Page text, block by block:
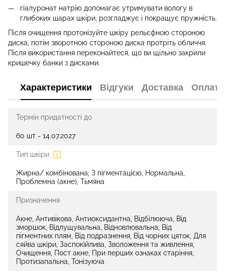
гіалуронат натрію допомагає утримувати вологу в
глибоких шарах шкіри, розгладжує і покращує пружність.
Після очищення протонізуйте шкіру рельєфною стороною
диска, потім зворотною стороною диска протріть обличчя.
Після використання переконайтеся, що ви щільно закрили
кришечку банки з дисками.
Характеристики Відгуки Доставка Оплата
Термін придатності до
60 шт - 14.07.2027
Тип шкіри
Жирна/ комбінована, З пігментацією, Нормальна,
Проблемна (акне), Тьмяна
Призначення
Акне, Антивікова, Антиоксидантна, Відбілююча, Від
зморшок, Відлущувальна, Відновлювальна, Від
пігментних плям, Від подразнення, Від чорних цяток, Для
сяйва шкіри, Заспокійлива, Зволоження та живлення,
Очищення, Пост акне, При перших ознаках старіння,
Протизапальна, Тонізуюча